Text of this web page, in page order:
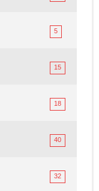
5
15
18
40
32